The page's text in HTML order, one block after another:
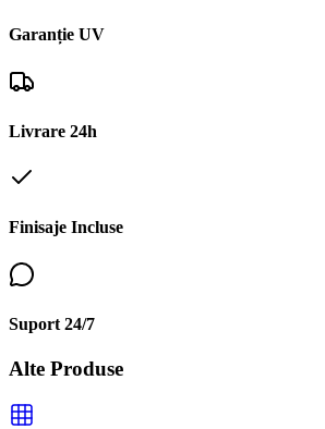
Garanție UV
Livrare 24h
Finisaje Incluse
Suport 24/7
Alte Produse